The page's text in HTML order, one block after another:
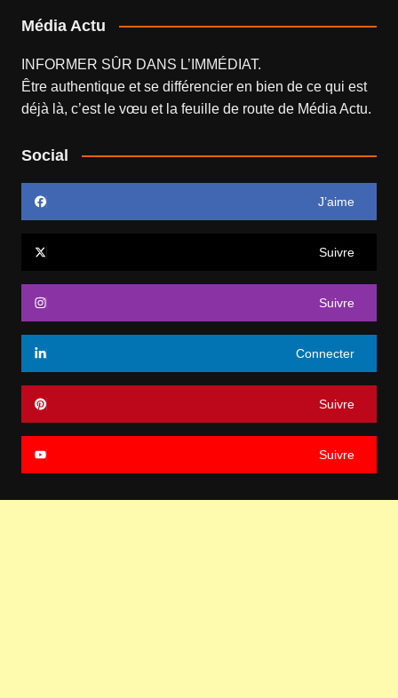
Média Actu
INFORMER SÛR DANS L’IMMÉDIAT.
Être authentique et se différencier en bien de ce qui est
déjà là, c’est le vœu et la feuille de route de Média Actu.
Social
J’aime
Suivre
Suivre
Connecter
Suivre
Suivre